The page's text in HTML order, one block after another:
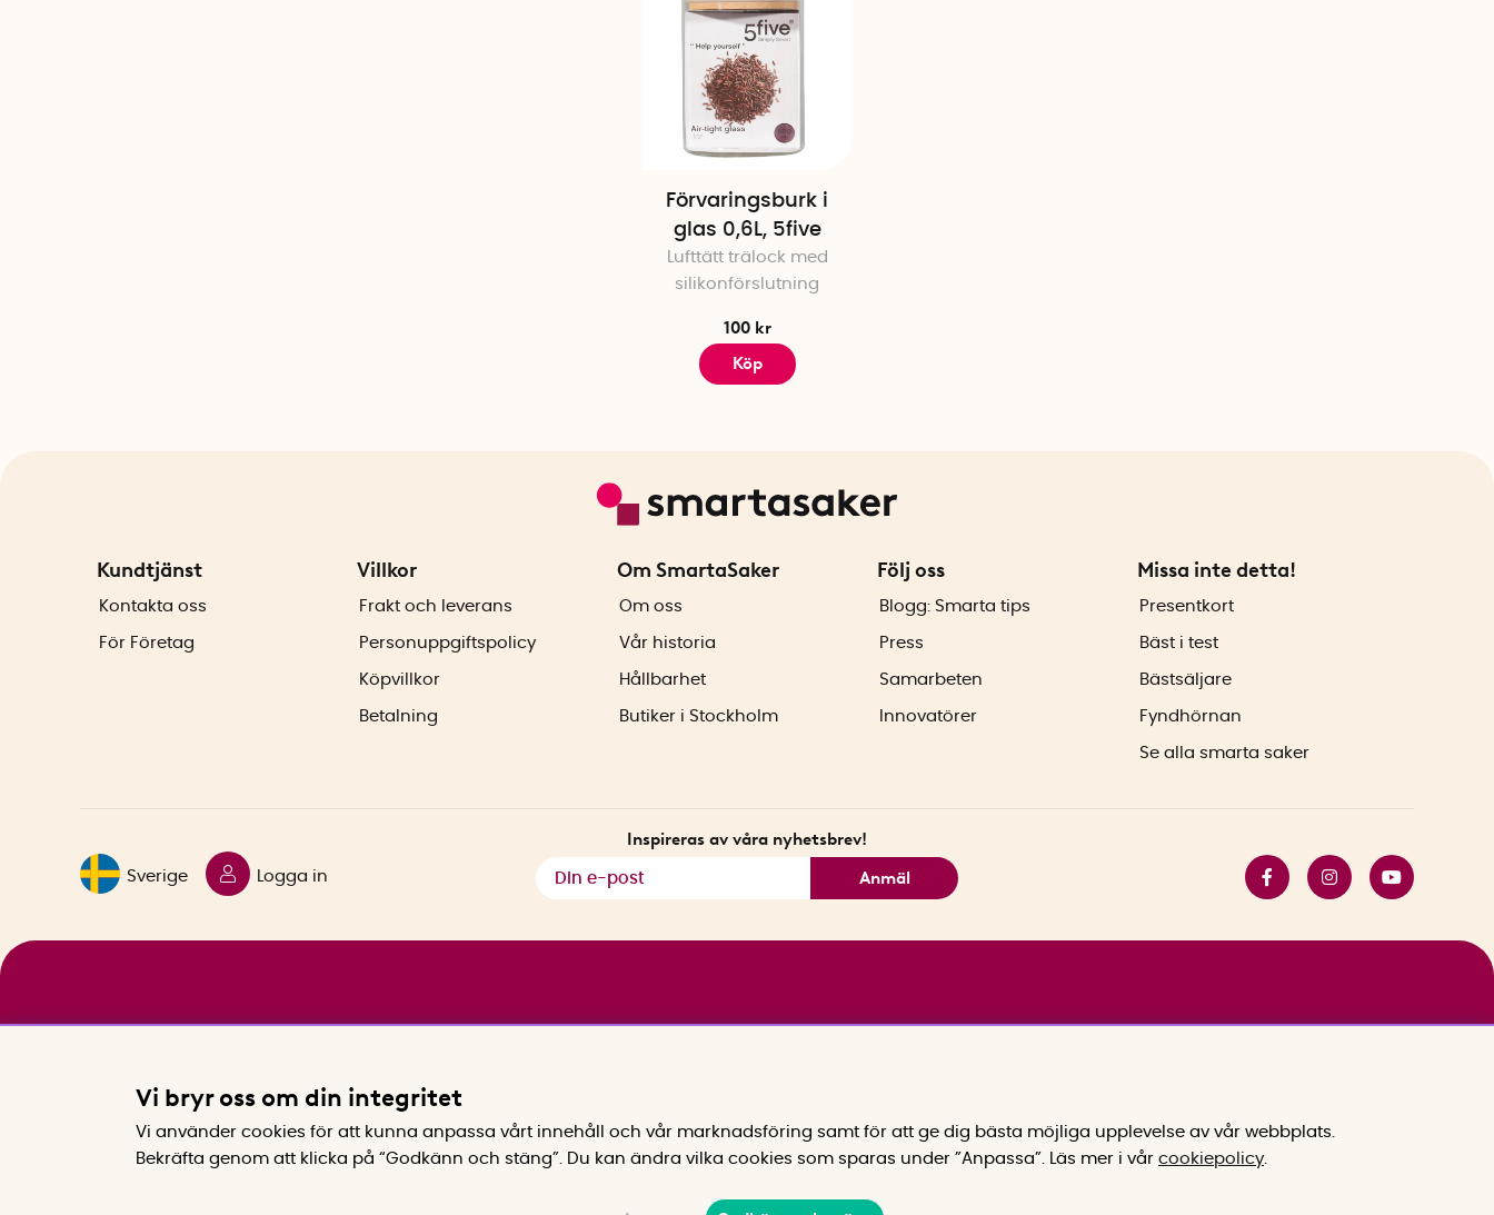
Förvaringsburk i
glas 0,6L, 5five
Lufttätt trälock med
silikonförslutning
100 kr
Köp
Kundtjänst
Kontakta oss
För Företag
Villkor
Frakt och leverans
Personuppgiftspolicy
Köpvillkor
Betalning
Om SmartaSaker
Om oss
Vår historia
Hållbarhet
Butiker i Stockholm
Följ oss
Blogg: Smarta tips
Press
Samarbeten
Innovatörer
Missa inte detta!
Presentkort
Bäst i test
Bästsäljare
Fyndhörnan
Se alla smarta saker
Sverige Logga in
Inspireras av våra nyhetsbrev!
Anmäl
Vi bryr oss om din integritet
Vi använder cookies för att kunna anpassa vårt innehåll och vår marknadsföring samt för att ge dig bästa möjliga upplevelse av vår webbplats.
Bekräfta genom att klicka på “Godkänn och stäng”. Du kan ändra vilka cookies som sparas under ”Anpassa”.
Läs mer i vår cookiepolicy